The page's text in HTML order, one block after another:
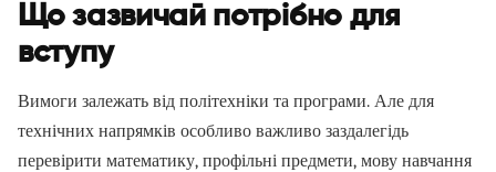
Що зазвичай потрібно для
вступу
Вимоги залежать від політехніки та програми. Але для
технічних напрямків особливо важливо заздалегідь
перевірити математику, профільні предмети, мову навчання